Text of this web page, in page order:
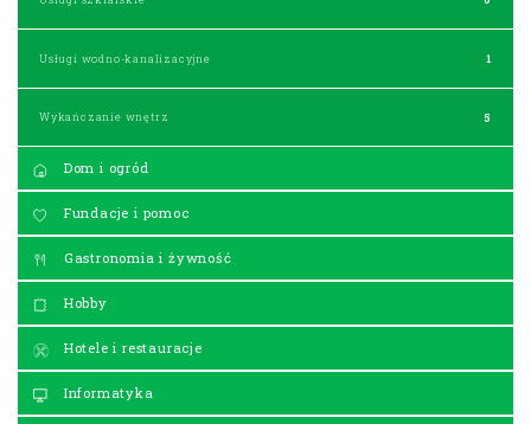
Usługi wodno-kanalizacyjne 1
Wykańczanie wnętrz 5
Dom i ogród
Fundacje i pomoc
Gastronomia i żywność
Hobby
Hotele i restauracje
Informatyka